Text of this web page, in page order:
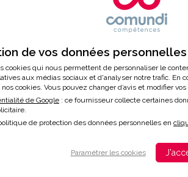
de vos données
cookies qui nous permettent de personnaliser le
aux médias sociaux et d'analyser notre trafic. En
cookies. Vous pouvez changer d’avis et modifier
de Google : ce fournisseur collecte certaines
de protection des données personnelles en
Paramétrer les cookies
SUR
DE L'IA